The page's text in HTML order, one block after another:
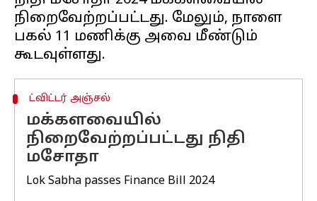
நிறைவேற்றப்பட்டது. மேலும், நாளை
பகல் 11 மணிக்கு அவை மீண்டும்
ட்விட்டர் அஞ்சல்
மக்களவையில்
நிறைவேற்றப்பட்டது நிதி
மசோதா
Lok Sabha passes Finance Bill 2024